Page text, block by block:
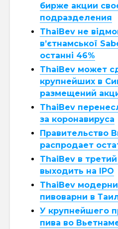
бирже акции
подразделения
ThaiBev не
в’єтнамської
останні 46%
ThaiBev может
крупнейших в
размещений
ThaiBev
за коронавируса
Правительство
распродает
ThaiBev в
выходить на IPO
ThaiBev
пивоварни в
У крупнейшего
пива во